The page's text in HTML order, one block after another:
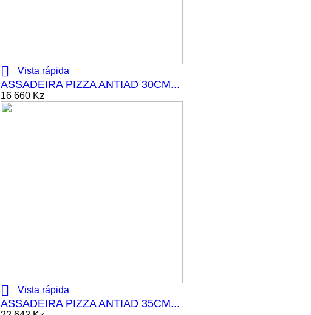
 Vista rápida
ASSADEIRA PIZZA ANTIAD 30CM...
16 660 Kz
 Vista rápida
ASSADEIRA PIZZA ANTIAD 35CM...